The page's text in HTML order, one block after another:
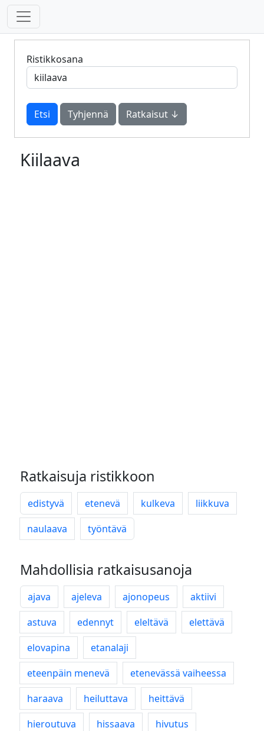
Ristikkosana
Tyhjennä Ratkaisut ↓
Kiilaava
Ratkaisuja ristikkoon
edistyvä etenevä kulkeva
liikkuva
naulaava
työntävä
Mahdollisia ratkaisusanoja
ajava ajeleva ajonopeus
aktiivi
astuva
edennyt eleltävä
elettävä
elovapina
etanalaji
eteenpäin menevä
etenevässä vaiheessa
haraava
heiluttava
heittävä
hieroutuva
hissaava
hivutus